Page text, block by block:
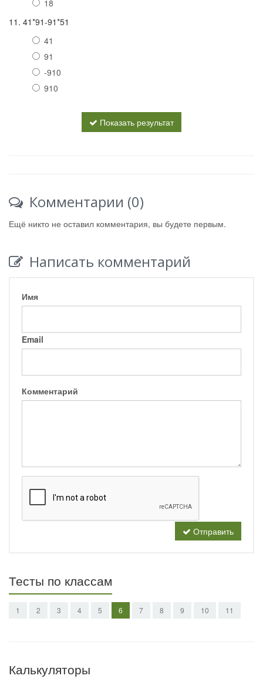
18
11. 41*91-91*51
41
91
-910
910
Показать результат
Комментарии (0)
Ещё никто не оставил комментария, вы будете первым.
Написать комментарий
Имя
Email
Комментарий
Отправить
Тесты по классам
1 2 3 4 5 6 7 8 9 10 11
Калькуляторы